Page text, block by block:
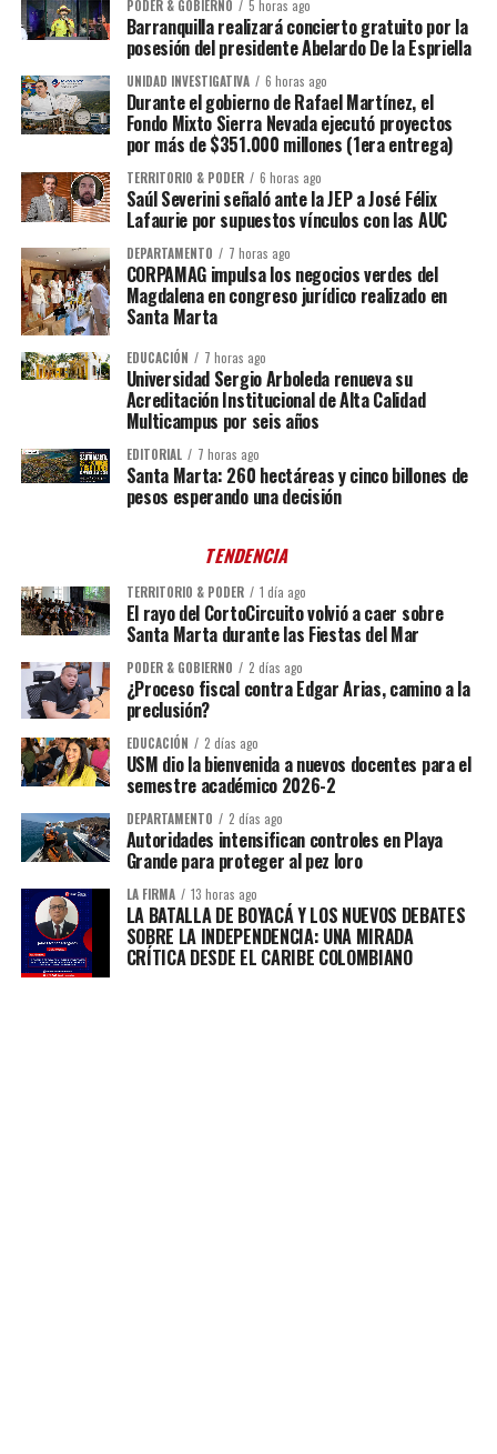
PODER & GOBIERNO 5 horas ago
Barranquilla realizará concierto gratuito por la
posesión del presidente Abelardo De la Espriella
UNIDAD INVESTIGATIVA 6 horas ago
Durante el gobierno de Rafael Martínez, el
Fondo Mixto Sierra Nevada ejecutó proyectos
por más de $351.000 millones (1era entrega)
TERRITORIO & PODER 6 horas ago
Saúl Severini señaló ante la JEP a José Félix
Lafaurie por supuestos vínculos con las AUC
DEPARTAMENTO 7 horas ago
CORPAMAG impulsa los negocios verdes del
Magdalena en congreso jurídico realizado en
Santa Marta
EDUCACIÓN 7 horas ago
Universidad Sergio Arboleda renueva su
Acreditación Institucional de Alta Calidad
Multicampus por seis años
EDITORIAL 7 horas ago
Santa Marta: 260 hectáreas y cinco billones de
pesos esperando una decisión
TENDENCIA
TERRITORIO & PODER 1 día ago
El rayo del CortoCircuito volvió a caer sobre
Santa Marta durante las Fiestas del Mar
PODER & GOBIERNO 2 días ago
¿Proceso fiscal contra Edgar Arias, camino a la
preclusión?
EDUCACIÓN 2 días ago
USM dio la bienvenida a nuevos docentes para el
semestre académico 2026-2
DEPARTAMENTO 2 días ago
Autoridades intensifican controles en Playa
Grande para proteger al pez loro
LA FIRMA 13 horas ago
LA BATALLA DE BOYACÁ Y LOS NUEVOS DEBATES
SOBRE LA INDEPENDENCIA: UNA MIRADA
CRÍTICA DESDE EL CARIBE COLOMBIANO